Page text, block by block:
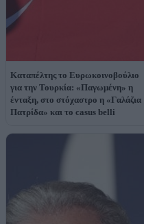
Καταπέλτης το Ευρωκοινοβούλιο
για την Τουρκία: «Παγωμένη» η
ένταξη, στο στόχαστρο η «Γαλάζια
Πατρίδα» και το casus belli